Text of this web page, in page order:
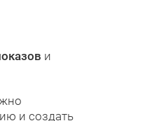
и
и создать